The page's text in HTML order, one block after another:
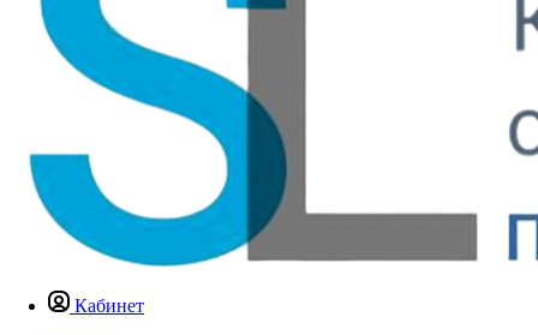
Кабинет